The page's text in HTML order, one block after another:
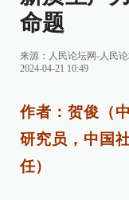
命题
来源： 人民论坛网-人民
2024-04-21 10:49
作者：贺俊（
研究员，中国
任）